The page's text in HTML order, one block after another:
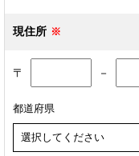
現住所
〒 －
都道府県